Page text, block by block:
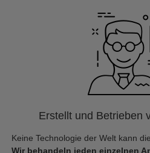
Erstellt und Betrieben
Keine Technologie der Welt kann
Wir behandeln jeden einzelnen